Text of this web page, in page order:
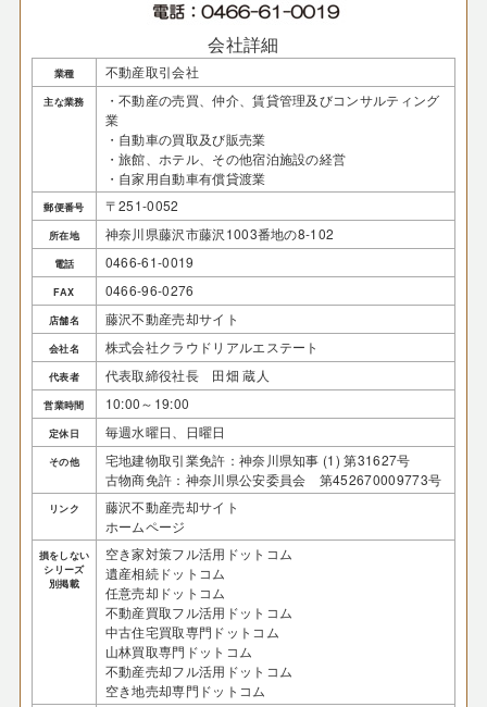
会社詳細
業種 不動産取引会社
主な業務
・不動産の売買、仲介、賃貸管理及びコンサルティング
業
・自動車の買取及び販売業
・旅館、ホテル、その他宿泊施設の経営
・自家用自動車有償貸渡業
郵便番号 〒251-0052
所在地 神奈川県藤沢市藤沢1003番地の8-102
電話 0466-61-0019
FAX 0466-96-0276
店舗名 藤沢不動産売却サイト
会社名 株式会社クラウドリアルエステート
代表者 代表取締役社長 田畑 蔵人
営業時間 10:00～19:00
定休日 毎週水曜日、日曜日
その他
宅地建物取引業免許：神奈川県知事 (1) 第31627号
古物商免許：神奈川県公安委員会 第452670009773号
リンク
藤沢不動産売却サイト
ホームページ
損をしない
シリーズ
別掲載
空き家対策フル活用ドットコム
遺産相続ドットコム
任意売却ドットコム
不動産買取フル活用ドットコム
中古住宅買取専門ドットコム
山林買取専門ドットコム
不動産売却フル活用ドットコム
空き地売却専門ドットコム